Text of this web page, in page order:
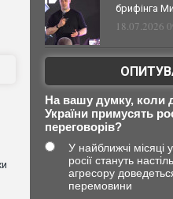
брифінга
18.07.2026
На вашу думку, коли
України примусять
переговорів?
У найближчі місяці
росії стануть
агресору
перемовини